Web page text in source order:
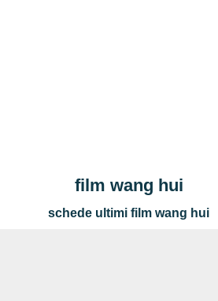
film wang hui
schede ultimi film wang hui